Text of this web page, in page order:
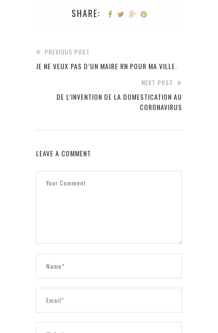
SHARE:
PREVIOUS POST
JE NE VEUX PAS D’UN MAIRE RN POUR MA VILLE.
NEXT POST
DE L’INVENTION DE LA DOMESTICATION AU
CORONAVIRUS
LEAVE A COMMENT